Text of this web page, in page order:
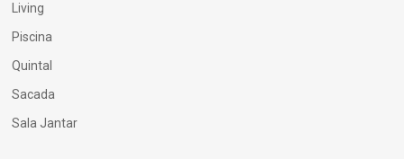
Living
Piscina
Quintal
Sacada
Sala Jantar